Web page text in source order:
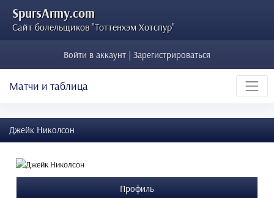
SpursArmy.com
Сайт болельщиков "Тоттенхэм Хотспур"
Войти в аккаунт | Зарегистрироваться
Матчи и таблица
Джейк Николсон
Профиль